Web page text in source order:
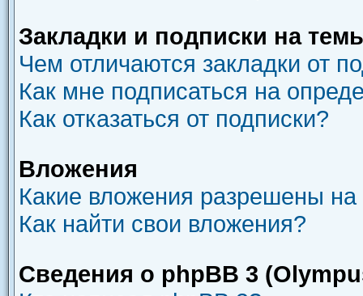
Закладки и подписки на
Чем отличаются закладки от
Как мне подписаться на
Как отказаться от подписки?
Вложения
Какие вложения разрешены
Как найти свои вложения?
Сведения о phpBB 3